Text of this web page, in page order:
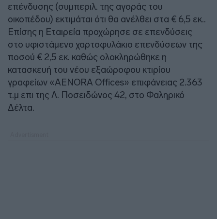
επένδυσης (συμπεριλ. της αγοράς του
οικοπέδου) εκτιμάται ότι θα ανέλθει στα € 6,5 εκ..
Επίσης η Εταιρεία προχώρησε σε επενδύσεις
στο υφιστάμενο χαρτοφυλάκιο επενδύσεων της
ποσού € 2,5 εκ. καθώς ολοκληρώθηκε η
κατασκευή του νέου εξαώροφου κτιρίου
γραφείων «AENORA Offices» επιφάνειας 2.363
τ.μ επι της Λ. Ποσειδώνος 42, στο Φαληρικό
Δέλτα.